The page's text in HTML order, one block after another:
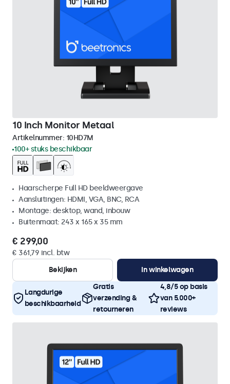
10 Inch Monitor Metaal
Artikelnummer: 10HD7M
100+ stuks beschikbaar
Haarscherpe Full HD beeldweergave
Aansluitingen: HDMI, VGA, BNC, RCA
Montage: desktop, wand, inbouw
Buitenmaat: 243 x 165 x 35 mm
€ 299,00
€ 361,79 incl. btw
Bekijken
In winkelwagen
Langdurige
beschikbaarheid
Gratis
verzending &
retourneren
4,8/5 op basis
van 5.000+
reviews